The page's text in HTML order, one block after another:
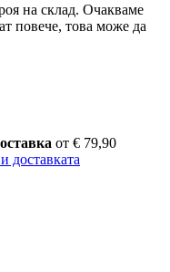
на склад. Очакваме
повече, това може да
от € 79,90
доставката